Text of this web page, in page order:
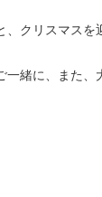
クリスマスを
一緒に、また